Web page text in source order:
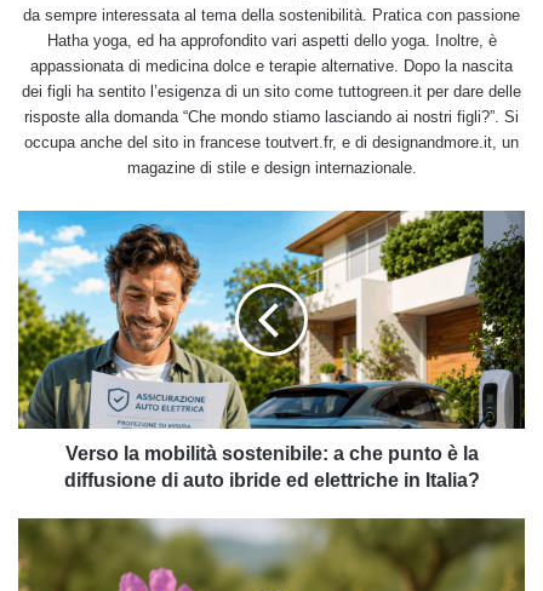
da sempre interessata al tema della sostenibilità. Pratica con passione
Hatha yoga, ed ha approfondito vari aspetti dello yoga. Inoltre, è
appassionata di medicina dolce e terapie alternative. Dopo la nascita
dei figli ha sentito l’esigenza di un sito come tuttogreen.it per dare delle
risposte alla domanda “Che mondo stiamo lasciando ai nostri figli?”. Si
occupa anche del sito in francese toutvert.fr, e di designandmore.it, un
magazine di stile e design internazionale.
Verso
la
mobilità
sostenibile:
a
che
punto
è
la
diffusione
ibride
ed
elettriche
Verso la mobilità sostenibile: a che punto è la
diffusione di auto ibride ed elettriche in Italia?
Almanacco
del
17